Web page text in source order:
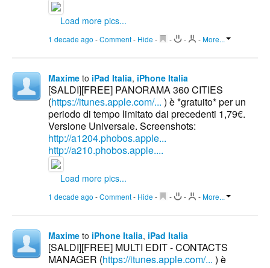
Load more pics...
1 decade ago -Comment- Hide - - - -More...
Maxime to iPad Italia, iPhone Italia
[SALDI][FREE] PANORAMA 360 CITIES
(https://itunes.apple.com/... ) è *gratuito* per un
periodo di tempo limitato dai precedenti 1,79€.
Versione Universale. Screenshots:
http://a1204.phobos.apple...
http://a210.phobos.apple....
Load more pics...
1 decade ago -Comment- Hide - - - -More...
Maxime to iPhone Italia, iPad Italia
[SALDI][FREE] MULTI EDIT - CONTACTS
MANAGER (https://itunes.apple.com/... ) è